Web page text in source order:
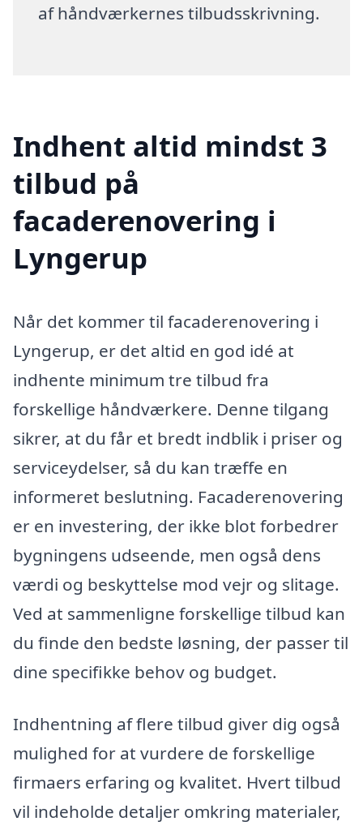
af håndværkernes tilbudsskrivning.
Indhent altid mindst 3
tilbud på
facaderenovering i
Lyngerup
Når det kommer til facaderenovering i
Lyngerup, er det altid en god idé at
indhente minimum tre tilbud fra
forskellige håndværkere. Denne tilgang
sikrer, at du får et bredt indblik i priser og
serviceydelser, så du kan træffe en
informeret beslutning. Facaderenovering
er en investering, der ikke blot forbedrer
bygningens udseende, men også dens
værdi og beskyttelse mod vejr og slitage.
Ved at sammenligne forskellige tilbud kan
du finde den bedste løsning, der passer til
dine specifikke behov og budget.
Indhentning af flere tilbud giver dig også
mulighed for at vurdere de forskellige
firmaers erfaring og kvalitet. Hvert tilbud
vil indeholde detaljer omkring materialer,